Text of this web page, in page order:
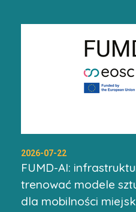
2026-07-22
FUMD-AI:
trenować modele
dla mobilności